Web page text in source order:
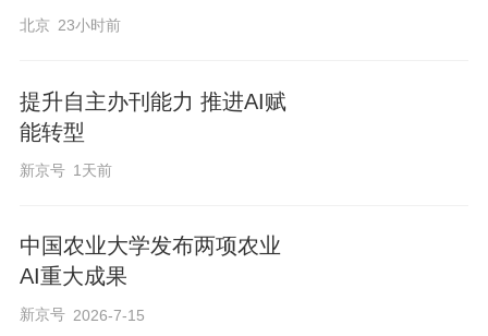
北京 23小时前
提升自主办刊能力 推进AI赋
能转型
新京号 1天前
中国农业大学发布两项农业
AI重大成果
新京号 2026-7-15